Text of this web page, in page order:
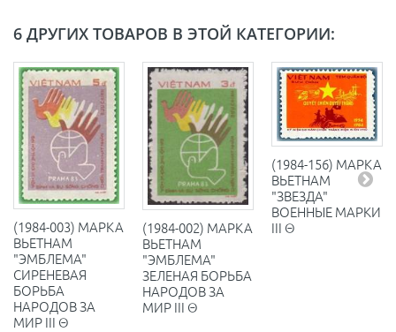
6 ДРУГИХ ТОВАРОВ В ЭТОЙ КАТЕГОРИИ:
(1984-003) МАРКА
ВЬЕТНАМ
"ЭМБЛЕМА"
СИРЕНЕВАЯ
БОРЬБА
НАРОДОВ ЗА
МИР III Θ
(1984-002) МАРКА
ВЬЕТНАМ
"ЭМБЛЕМА"
ЗЕЛЕНАЯ БОРЬБА
НАРОДОВ ЗА
МИР III Θ
(1984-156) МАРКА
ВЬЕТНАМ
"ЗВЕЗДА"
ВОЕННЫЕ МАРКИ
III Θ